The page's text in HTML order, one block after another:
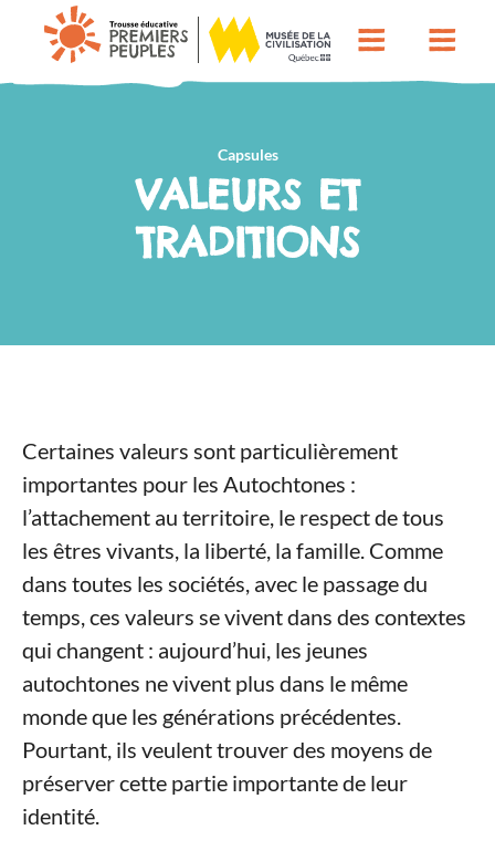
Capsules
VALEURS ET
TRADITIONS
Certaines valeurs sont particulièrement
importantes pour les Autochtones :
l’attachement au territoire, le respect de tous
les êtres vivants, la liberté, la famille. Comme
dans toutes les sociétés, avec le passage du
temps, ces valeurs se vivent dans des contextes
qui changent : aujourd’hui, les jeunes
autochtones ne vivent plus dans le même
monde que les générations précédentes.
Pourtant, ils veulent trouver des moyens de
préserver cette partie importante de leur
identité.